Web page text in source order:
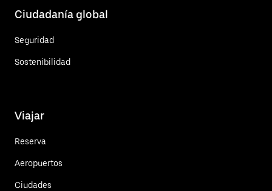
Ciudadanía global
Seguridad
Sostenibilidad
Viajar
Reserva
Aeropuertos
Ciudades